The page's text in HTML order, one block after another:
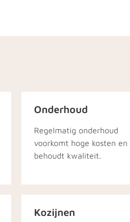
Onderhoud
Regelmatig onderhoud
voorkomt hoge kosten en
behoudt kwaliteit.
Kozijnen